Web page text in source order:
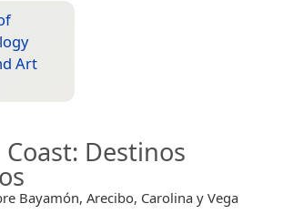
Art
: Destinos
Bayamón, Arecibo, Carolina y Vega